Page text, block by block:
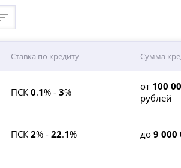
Ставка по кредиту Сумма
ПСК 0.1% - 3% от 100
рублей
ПСК 2% - 22.1% до9 000